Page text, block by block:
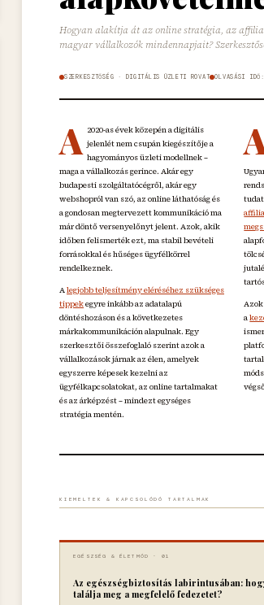
Hogyan alakítja át az online stratégia, az
magyar vállalkozók mindennapjait?
SZERKESZTŐSÉG · DIGITÁLIS ÜZLETI ROVAT OLVASÁSI
A 2020-as évek közepén a digitális
jelenlét nem csupán kiegészítője a
hagyományos üzleti modellnek –
maga a vállalkozás gerince. Akár egy
budapesti szolgáltatócégről, akár egy
webshopról van szó, az online láthatóság és
a gondosan megtervezett kommunikáció ma
már döntő versenyelőnyt jelent. Azok, akik
időben felismerték ezt, ma stabil bevételi
forrásokkal és hűséges ügyfélkörrel
rendelkeznek.
A legjobb teljesítmény eléréséhez szükséges
tippekegyre inkább az adatalapú
döntéshozáson és a következetes
márkakommunikáción alapulnak. Egy
szerkesztői összefoglaló szerint azok a
vállalkozások járnak az élen, amelyek
egyszerre képesek kezelni az
ügyfélkapcsolatokat, az online tartalmakat
és az árképzést – mindezt egységes
stratégia mentén.
a
KIEMELTEK & KAPCSOLÓDÓ TARTALMAK
EGÉSZSÉG & ÉLETMÓD · 01
Az egészségbiztosítás labirintusában:
találja meg a megfelelő fedezetet?